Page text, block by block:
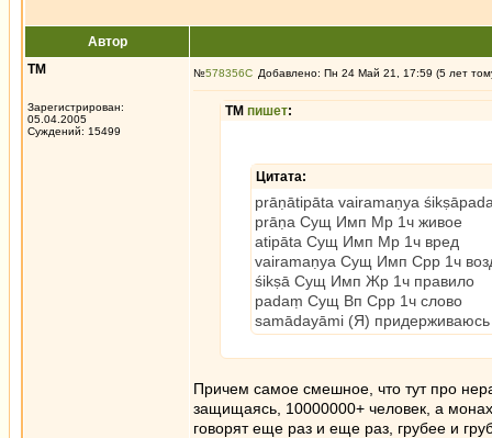
Автор
ТМ
Зарегистрирован:
05.04.2005
Суждений: 15499
№578356 Добавлено: Пн 24 Май 21, 17:59 (5 лет
ТМ пишет:
Цитата:
prāṇātipāta vairamaṇya
prāṇa Сущ Имп Мр 1ч живое
atipāta Сущ Имп Мр 1ч вред
vairamaṇya Сущ Имп Срр 1ч
śikṣā Сущ Имп Жр 1ч правило
padaṃ Сущ Вп Срр 1ч слово
samādayāmi (Я) придерживаюсь
Причем самое смешное, что тут про
защищаясь, 10000000+ человек, а
говорят еще раз и еще раз, грубее и